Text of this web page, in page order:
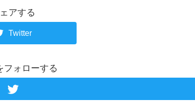
アする
Twitter
フォローする